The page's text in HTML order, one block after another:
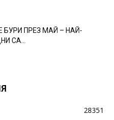
БУРИ ПРЕЗ МАЙ – НАЙ-
СА…
28351